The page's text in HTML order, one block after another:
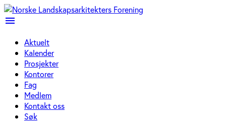
menu
Aktuelt
Kalender
Prosjekter
Kontorer
Fag
Medlem
Kontakt oss
Søk